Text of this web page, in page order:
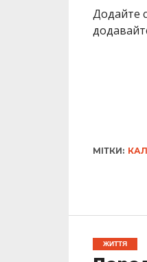
Додайте
МІТКИ:
ЖИТТЯ